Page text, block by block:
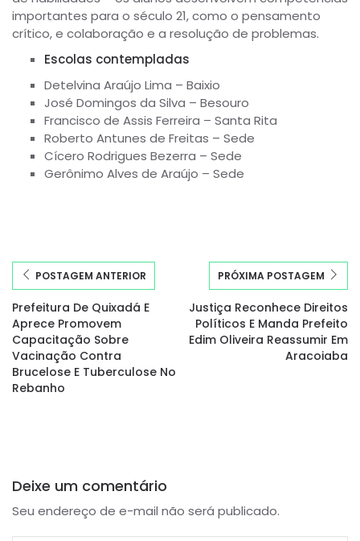
importantes para o século 21, como o pensamento
crítico, e colaboração e a resolução de problemas.
Escolas contempladas
Detelvina Araújo Lima – Baixio
José Domingos da Silva – Besouro
Francisco de Assis Ferreira – Santa Rita
Roberto Antunes de Freitas – Sede
Cícero Rodrigues Bezerra – Sede
Gerônimo Alves de Araújo – Sede
POSTAGEM ANTERIOR
Prefeitura De Quixadá E
Aprece Promovem
Capacitação Sobre
Vacinação Contra
Brucelose E Tuberculose No
Rebanho
PRÓXIMA POSTAGEM
Justiça Reconhece Direitos
Políticos E Manda Prefeito
Edim Oliveira Reassumir Em
Aracoiaba
Deixe um comentário
Seu endereço de e-mail não será publicado.